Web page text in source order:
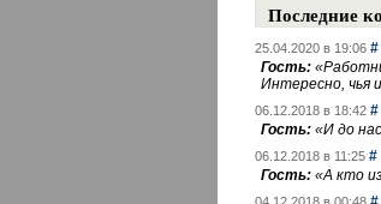
Последние
25.04.2020 в 19:06 #
Гость: «
Интересно, чья
06.12.2018 в 18:42 #
Гость: «И до
06.12.2018 в 11:25 #
Гость: «А кто